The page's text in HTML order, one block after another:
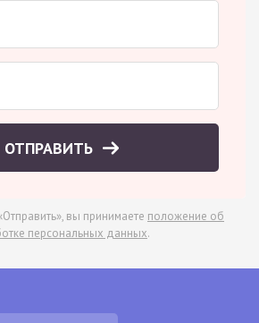
ОТПРАВИТЬ
вы принимаете положение об
персональных данных.